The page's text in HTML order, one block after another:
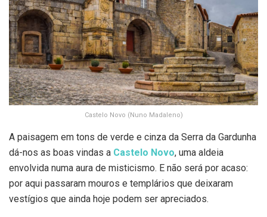
Castelo Novo (Nuno Madaleno)
A paisagem em tons de verde e cinza da Serra da Gardunha
dá-nos as boas vindas a Castelo Novo, uma aldeia
envolvida numa aura de misticismo. E não será por acaso:
por aqui passaram mouros e templários que deixaram
vestígios que ainda hoje podem ser apreciados.